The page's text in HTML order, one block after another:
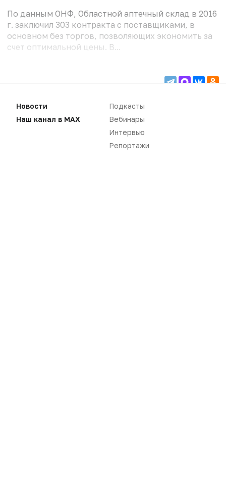
По данным ОНФ, Областной аптечный склад в 2016
г. заключил 303 контракта с поставщиками, в
основном без торгов, позволяющих экономить за
счет оптимальной цены. В...
Для чтения статей необходимо
Вам необходимо войти в свой аккаунт, либо
Новости
Наш канал в MAX
Подкасты
Вебинары
Интервью
Репортажи